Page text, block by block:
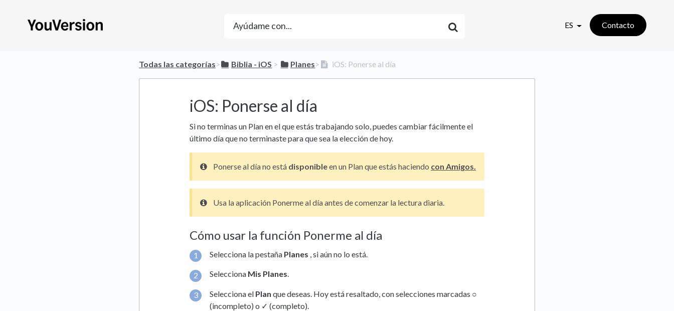
ES Contacto
Todas las categorías​>​ ​Biblia - iOS ​ > ​ ​Planes​>​ iOS: Ponerse al día
iOS: Ponerse al día
Si no terminas un Plan en el que estás trabajando solo, puedes cambiar fácilmente el
último día que no terminaste para que sea la elección de hoy.
Ponerse al día no está disponibleen un Plan que estás haciendo con Amigos.
Usa la aplicación Ponerme al día antes de comenzar la lectura diaria.
Cómo usar la función Ponerme al día
Selecciona la pestaña Planes , si aún no lo está.
Selecciona Mis Planes.
Selecciona el Plan que deseas. Hoy está resaltado, con selecciones marcadas ○
(incompleto) o ✓ (completo).